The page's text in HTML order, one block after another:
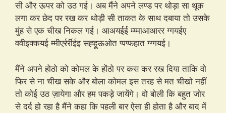
सी और ऊपर को उठ गई। अब मैंने अपने लण्ड पर थोड़ा सा थूक
लगा कर छेद पर रख कर थोड़ी सी ताकत के साथ दबाया तो उसके
मुंह से एक चीख निकल गई। आअयईई म्म्माआआरर ग्गयईए
ववीइक्कयई म्मीएर्रर्रीईइ सह्हूऊओत प्पप्फहात ग्ग्गयई।
मैंने अपने होठो को कोमल के होंठो पर कस कर रख दिया ताकि वो
फिर से ना चीख सके और बोला कोमल इस तरह से मत चीखो नहीं
तो कोई उठ ज़ायेगा और हम पकड़े जायेंगे। वो बोली कि बहुत जोर
से दर्द हो रहा है मैंने कहा कि पहली बार ऐसा ही होता है और बाद में